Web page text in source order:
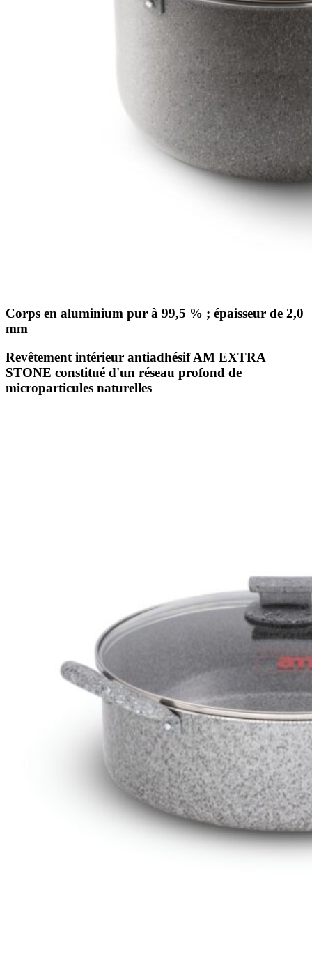
Corps en aluminium pur à 99,5 % ; épaisseur de 2,0
mm
Revêtement intérieur antiadhésif AM EXTRA
STONE constitué d'un réseau profond de
microparticules naturelles